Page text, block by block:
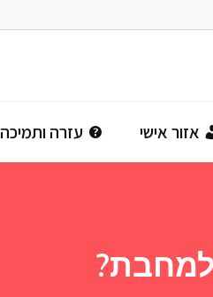
אזור אישי עזרה ותמיכה
למחבת?